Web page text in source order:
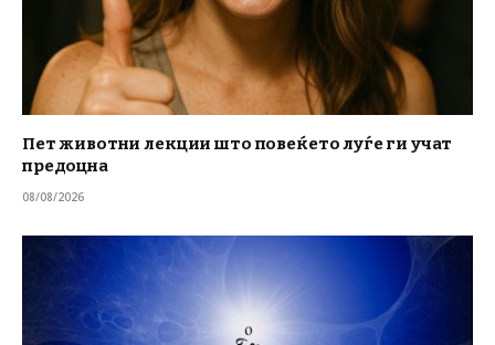
Пет животни лекции што повеќето луѓе ги учат
предоцна
08/08/2026